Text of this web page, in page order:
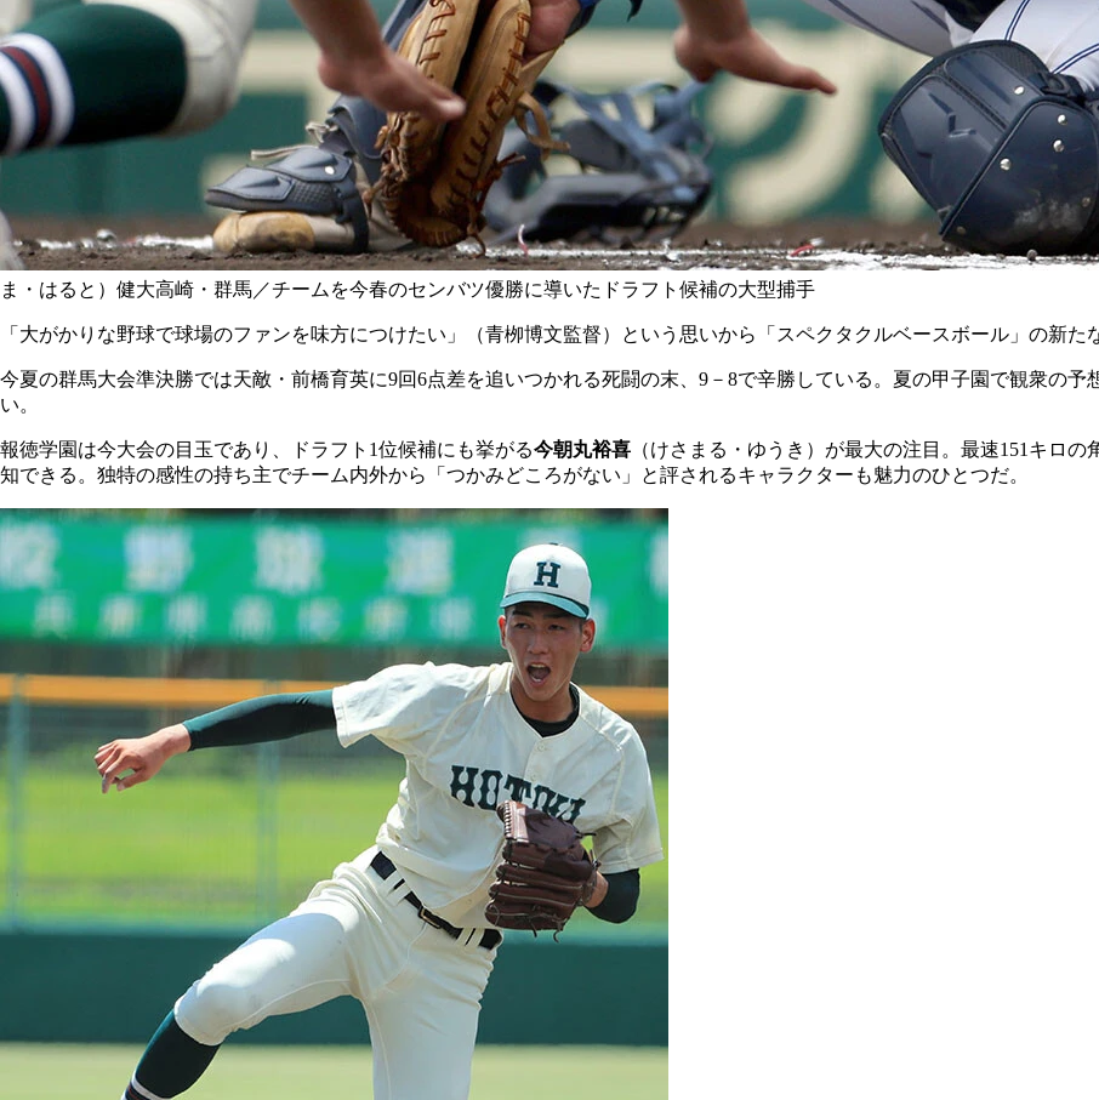
ま・はると）健大高崎・群馬／チームを今春のセンバツ優勝に導いたドラフト候補の大型捕手
「大がかりな野球で球場のファンを味方につけたい」（青栁博文監督）という思いから「スペクタクルベースボール」の新た
今夏の群馬大会準決勝では天敵・前橋育英に9回6点差を追いつかれる死闘の末、9－8で辛勝している。夏の甲子園で観衆の
い。
報徳学園は今大会の目玉であり、ドラフト1位候補にも挙がる今朝丸裕喜 （けさまる・ゆうき）が最大の注目。最速151キロ
知できる。独特の感性の持ち主でチーム内外から「つかみどころがない」と評されるキャラクターも魅力のひとつだ。